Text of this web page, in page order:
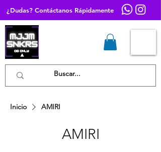
¿Dudas? Contáctanos Rápidamente
Inicio AMIRI
AMIRI